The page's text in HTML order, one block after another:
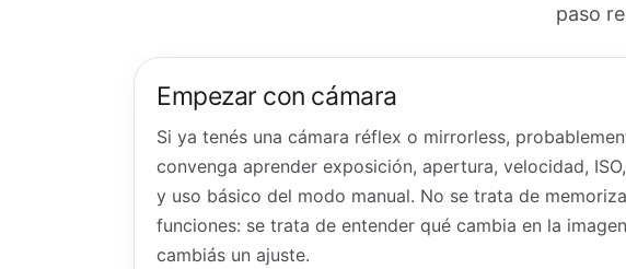
paso
Empezar con cámara
Si ya tenés una cámara réflex o mirrorless,
convenga aprender exposición, apertura, velocidad,
y uso básico del modo manual. No se trata de
funciones: se trata de entender qué cambia en la
cambiás un ajuste.